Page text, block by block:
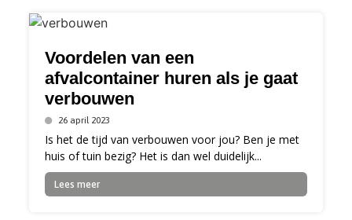
Voordelen van een
afvalcontainer huren als je gaat
verbouwen
26 april 2023
Is het de tijd van verbouwen voor jou? Ben je met
huis of tuin bezig? Het is dan wel duidelijk...
Lees meer